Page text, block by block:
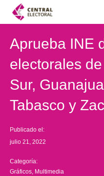
Aprueba INE
electorales
Sur,
Tabasco y
Publicado el:
julio 21, 2022
Categoría:
Gráficos Multimedia